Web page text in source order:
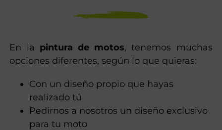
En la pintura de motos, tenemos muchas
opciones diferentes, según lo que quieras:
Con un diseño propio que hayas
realizado tú
Pedirnos a nosotros un diseño exclusivo
para tu moto